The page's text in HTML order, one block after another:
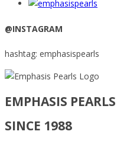
@INSTAGRAM
hashtag: emphasispearls
EMPHASIS PEARLS
SINCE 1988